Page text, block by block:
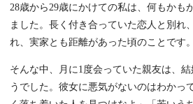
28歳から29歳にかけての私は、何もかも
ました。長く付き合っていた恋人と別れ
れ、実家とも距離があった頃のことです。
そんな中、月に1度会っていた親友は、
うでした。彼女に悪気がないのはわかっ